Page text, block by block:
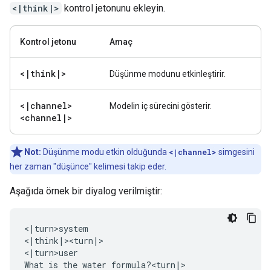
<|think|> kontrol jetonunu ekleyin.
Kontrol jetonu Amaç
< | think | > Düşünme modunu etkinleştirir.
< | channel>
<channel | >
Modelin iç sürecini gösterir.
Not: Düşünme modu etkin olduğunda <|channel> simgesini
her zaman "düşünce" kelimesi takip eder.
Aşağıda örnek bir diyalog verilmiştir:
<|turn>system
<|think|><turn|>
<|turn>user
What is the water formula?<turn|>